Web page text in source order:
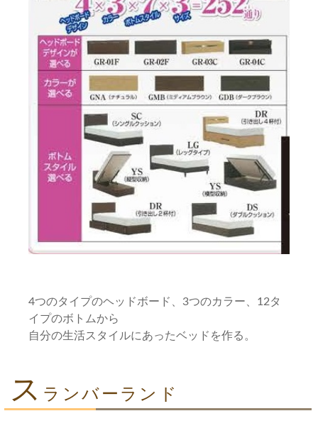
4つのタイプのヘッドボード、3つのカラー、12タ
イプのボトムから
自分の生活スタイルにあったベッドを作る。
ス ランバーランド